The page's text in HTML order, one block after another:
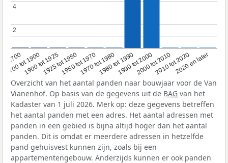
1700
1700 tot 1900
1900 tot 19251925 tot 19501950 tot 19701970 tot 19801980 tot 19901990 tot 20002000 tot 20102010 tot 20202020 en later
2
2
4
4
Overzicht van het aantal panden naar bouwjaar voor de Van
Vianenhof. Op basis van de gegevens uit de BAG van het
Kadaster van 1 juli 2026. Merk op: deze gegevens betreffen
het aantal panden met een adres. Het aantal adressen met
panden in een gebied is bijna altijd hoger dan het aantal
panden. Dit is omdat er meerdere adressen in hetzelfde
pand gehuisvest kunnen zijn, zoals bij een
appartementengebouw. Anderzijds kunnen er ook panden